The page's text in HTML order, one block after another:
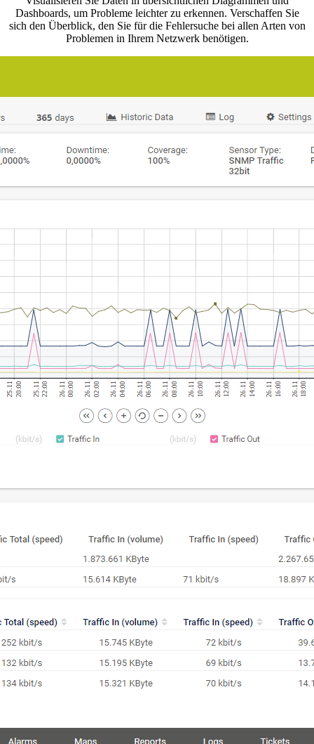
Dashboards, um Probleme leichter zu erkennen. Verschaffen Sie
sich den Überblick, den Sie für die Fehlersuche bei allen Arten von
Problemen in Ihrem Netzwerk benötigen.